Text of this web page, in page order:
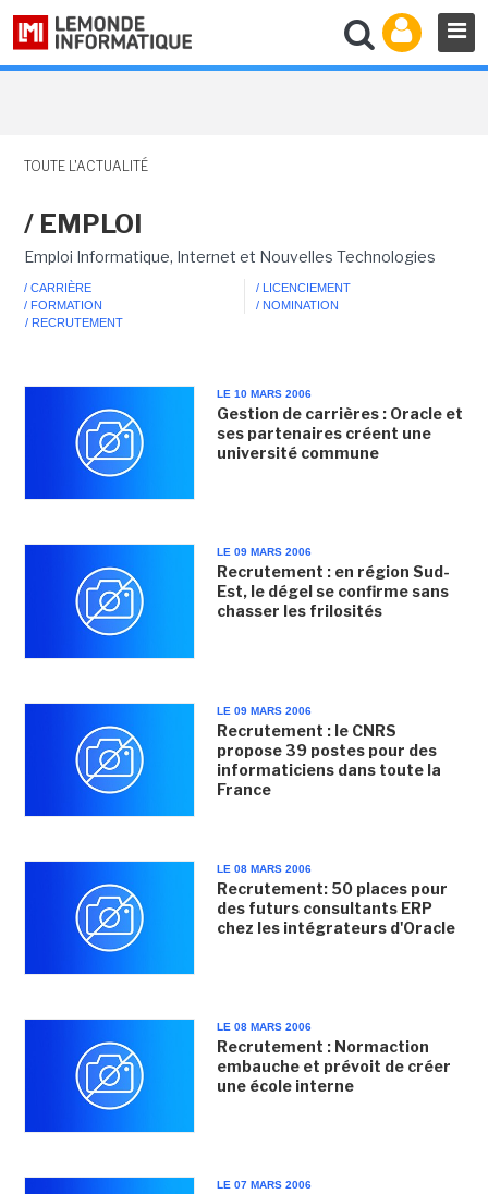
TOUTE L'ACTUALITÉ
/ EMPLOI
Emploi Informatique, Internet et Nouvelles Technologies
/ CARRIÈRE
/ FORMATION
/ LICENCIEMENT
/ NOMINATION
/ RECRUTEMENT
LE 10 MARS 2006
Gestion de carrières : Oracle et
ses partenaires créent une
université commune
LE 09 MARS 2006
Recrutement : en région Sud-
Est, le dégel se confirme sans
chasser les frilosités
LE 09 MARS 2006
Recrutement : le CNRS
propose 39 postes pour des
informaticiens dans toute la
France
LE 08 MARS 2006
Recrutement: 50 places pour
des futurs consultants ERP
chez les intégrateurs d'Oracle
LE 08 MARS 2006
Recrutement : Normaction
embauche et prévoit de créer
une école interne
LE 07 MARS 2006